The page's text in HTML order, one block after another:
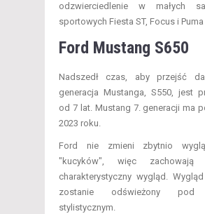
odzwierciedlenie w małych
sportowych Fiesta ST, Focus i Puma
Ford Mustang S650
Nadszedł czas, aby przejść
generacja Mustanga, S550, jest
od 7 lat. Mustang 7. generacji ma
2023 roku.
Ford nie zmieni zbytnio
"kucyków", więc
charakterystyczny wygląd.
zostanie odświeżony pod
stylistycznym.